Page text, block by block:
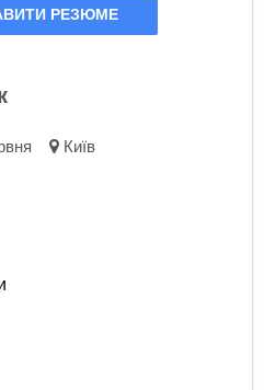
РЕЗЮМЕ
Київ